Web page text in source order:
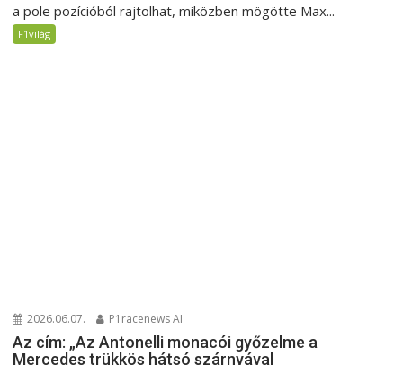
a pole pozícióból rajtolhat, miközben mögötte Max...
F1világ
2026.06.07. P1racenews AI
Az cím: „Az Antonelli monacói győzelme a
Mercedes trükkös hátsó szárnyával